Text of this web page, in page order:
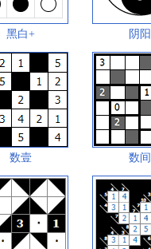
黑白+ 阴阳
数壹 数间